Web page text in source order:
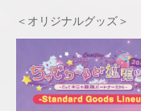
＜オリジナルグッズ＞